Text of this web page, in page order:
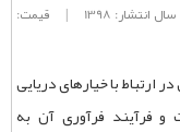
سال انتشار: 1398 | قیمت:
ارتباط با خیارهای دریایی
و فرآیند فرآوری آن به